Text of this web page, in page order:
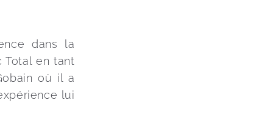
dans la
Total en tant
où il a
lui